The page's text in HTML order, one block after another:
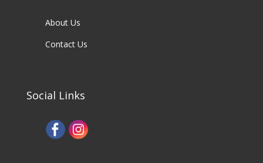
About Us
Contact Us
Social Links